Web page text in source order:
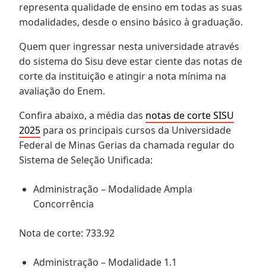
representa qualidade de ensino em todas as suas
modalidades, desde o ensino básico à graduação.
Quem quer ingressar nesta universidade através
do sistema do Sisu deve estar ciente das notas de
corte da instituição e atingir a nota mínima na
avaliação do Enem.
Confira abaixo, a média das notas de corte SISU
2025 para os principais cursos da Universidade
Federal de Minas Gerias da chamada regular do
Sistema de Seleção Unificada:
Administração – Modalidade Ampla
Concorrência
Nota de corte: 733.92
Administração – Modalidade 1.1